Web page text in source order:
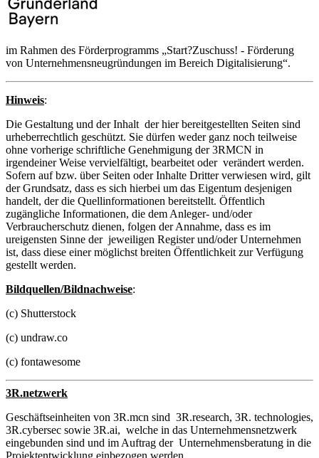
im Rahmen des Förderprogramms „Start?Zuschuss! - Förderung
von Unternehmensneugründungen im Bereich Digitalisierung“.
Hinweis:
Die Gestaltung und der Inhalt der hier bereitgestellten Seiten sind
urheberrechtlich geschützt. Sie dürfen weder ganz noch teilweise
ohne vorherige schriftliche Genehmigung der 3RMCN in
irgendeiner Weise vervielfältigt, bearbeitet oder verändert werden.
Sofern auf bzw. über Seiten oder Inhalte Dritter verwiesen wird, gilt
der Grundsatz, dass es sich hierbei um das Eigentum desjenigen
handelt, der die Quellinformationen bereitstellt. Öffentlich
zugängliche Informationen, die dem Anleger- und/oder
Verbraucherschutz dienen, folgen der Annahme, dass es im
ureigensten Sinne der jeweiligen Register und/oder Unternehmen
ist, dass diese einer möglichst breiten Öffentlichkeit zur Verfügung
gestellt werden.
Bildquellen/Bildnachweise:
(c) Shutterstock
(c) undraw.co
(c) fontawesome
3R.netzwerk
Geschäftseinheiten von 3R.mcn sind 3R.research, 3R. technologies,
3R.cybersec sowie 3R.ai, welche in das Unternehmensnetzwerk
eingebunden sind und im Auftrag der Unternehmensberatung in die